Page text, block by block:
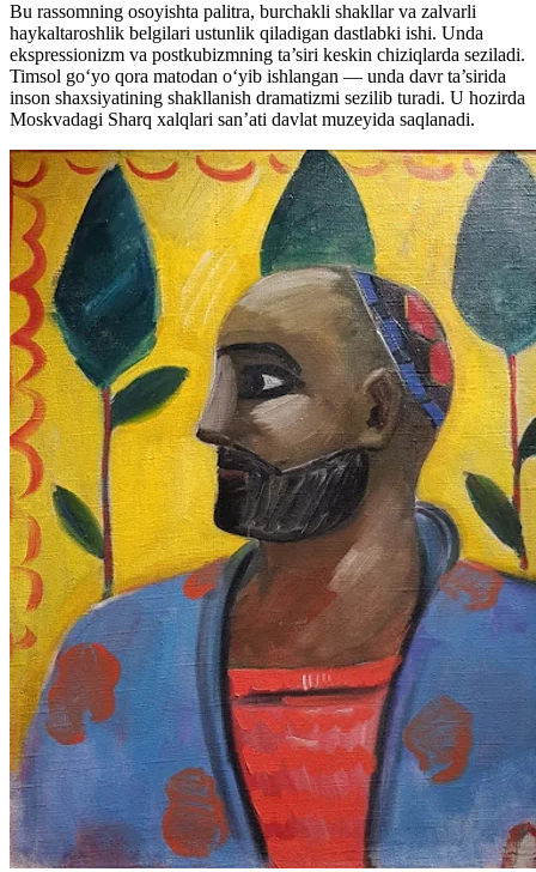
Bu rassomning osoyishta palitra, burchakli shakllar va zalvarli
haykaltaroshlik belgilari ustunlik qiladigan dastlabki ishi. Unda
ekspressionizm va postkubizmning ta’siri keskin chiziqlarda seziladi.
Timsol go‘yo qora matodan o‘yib ishlangan — unda davr ta’sirida
inson shaxsiyatining shakllanish dramatizmi sezilib turadi. U hozirda
Moskvadagi Sharq xalqlari san’ati davlat muzeyida saqlanadi.